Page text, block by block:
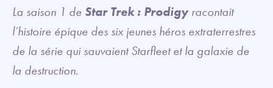
La saison 1 de Star Trek : Prodigyracontait
l’histoire épique des six jeunes héros extraterrestres
de la série qui sauvaient Starfleet et la galaxie de
la destruction.